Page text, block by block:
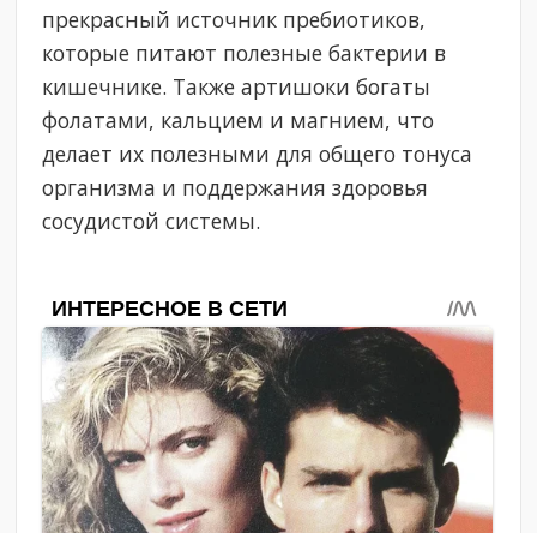
прекрасный источник пребиотиков,
которые питают полезные бактерии в
кишечнике. Также артишоки богаты
фолатами, кальцием и магнием, что
делает их полезными для общего тонуса
организма и поддержания здоровья
сосудистой системы.